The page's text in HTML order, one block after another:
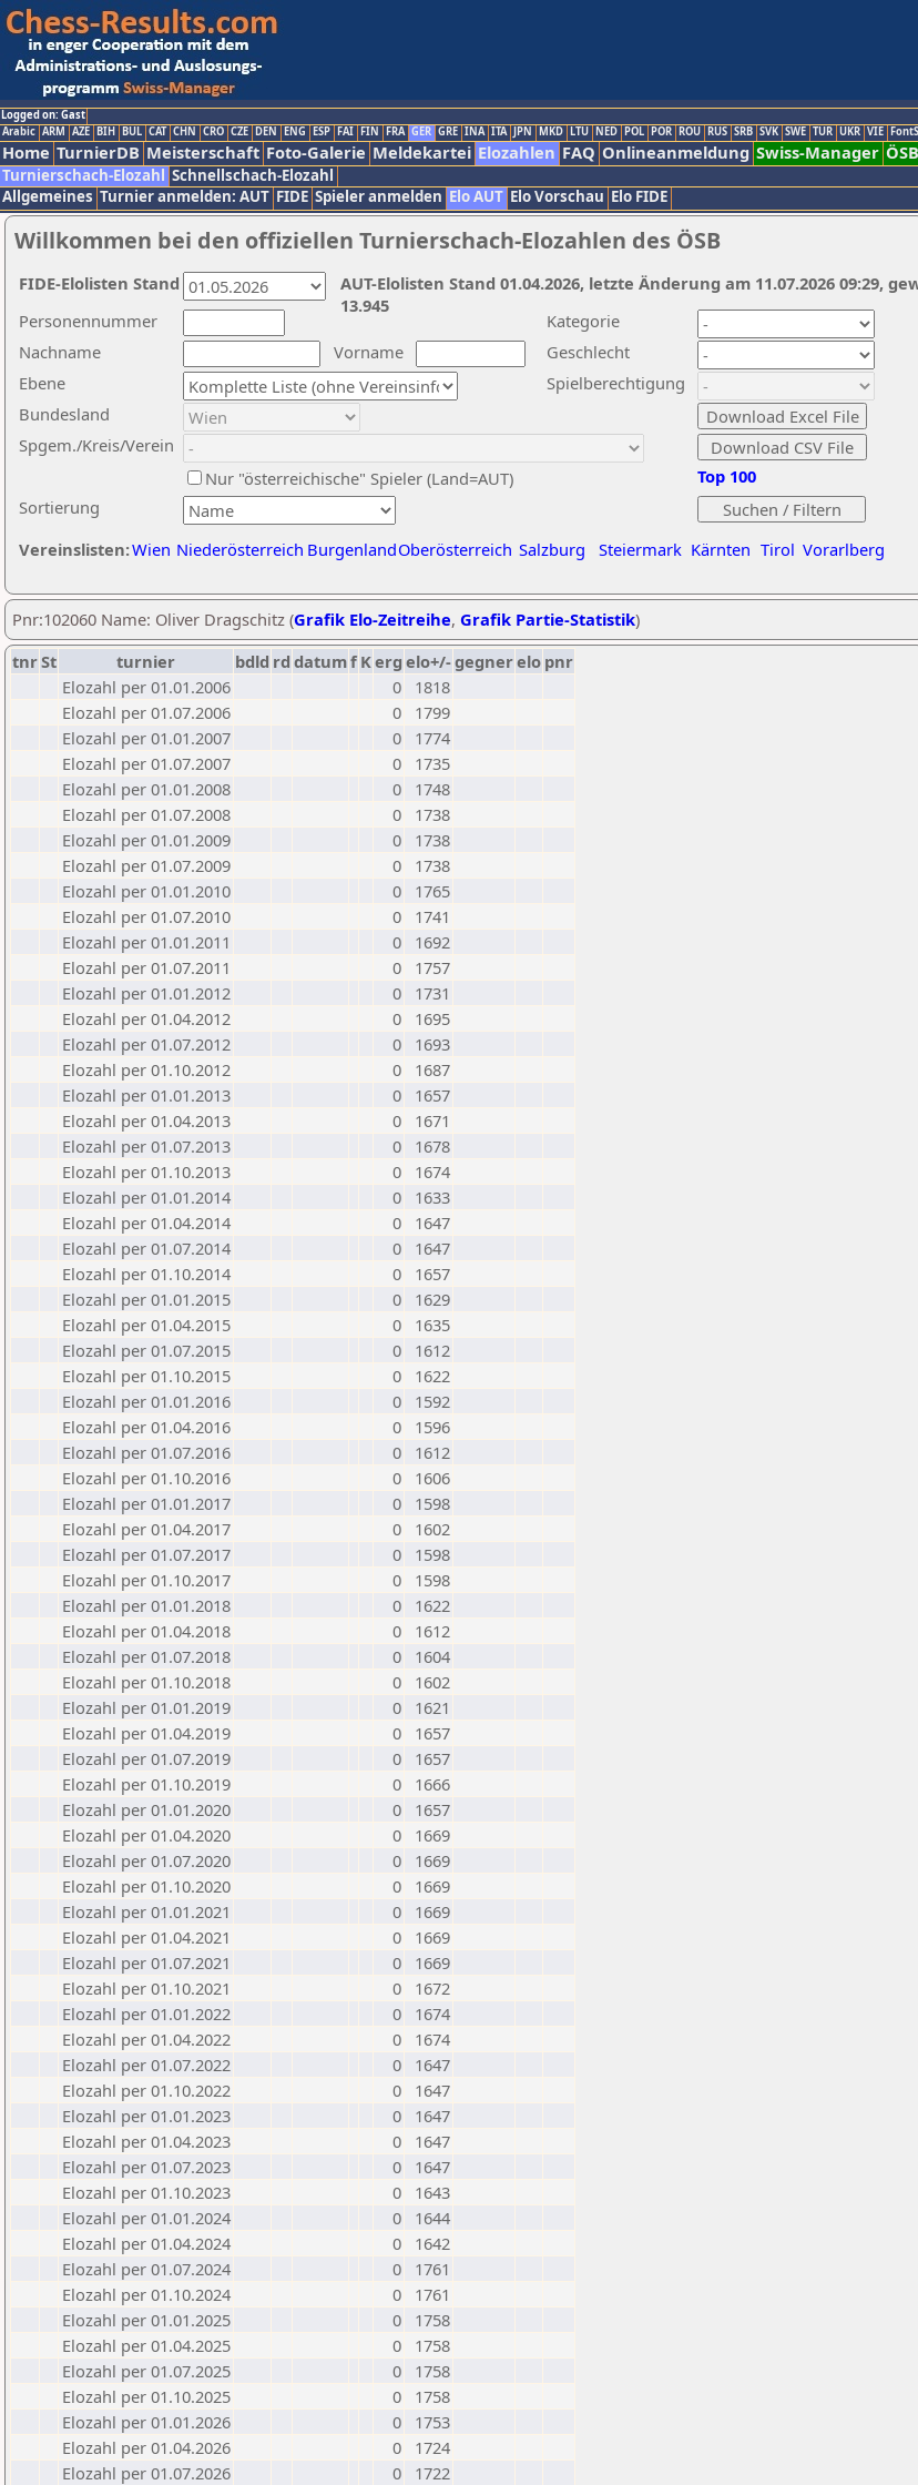
Logged on: Gast
Arabic ARM AZE BIH BUL CAT CHN CRO CZE DEN ENG ESP FAI FIN FRA GER GRE INA ITA JPN MKD LTU NED POL POR ROU RUS SRB SVK SWE TUR UKR VIE
Home TurnierDB Meisterschaft Foto-Galerie Meldekartei Elozahlen FAQ Onlineanmeldung Swiss-Manager ÖSB
Turnierschach-Elozahl Schnellschach-Elozahl
Allgemeines Turnier anmelden: AUT FIDE Spieler anmelden Elo AUT Elo Vorschau Elo FIDE
Willkommen bei den offiziellen Turnierschach-Elozahlen des ÖSB
Nachname
Vorname
Ebene
Kategorie
Sortierung
Personennummer
Bundesland
Spgem./Kreis/Verein
Geschlecht
Nur "österreichische" Spieler (Land=AUT)
Spielberechtigung
Vereinslisten:Wien Niederösterreich BurgenlandOberösterreich Salzburg Steiermark Kärnten Tirol Vorarlberg
Top 100
AUT-Elolisten Stand 01.04.2026, letzte Änderung am 11.07.2026 09:29,
13.945
FIDE-Elolisten Stand
Pnr:102060 Name: Oliver Dragschitz (Grafik Elo-Zeitreihe, Grafik Partie-Statistik)
tnrSt turnier bdld rd datumf Kerg elo+/-gegnerelo pnr
Elozahl per 01.01.2006
0
1818
Elozahl per 01.07.2006
0
1799
Elozahl per 01.01.2007
0
1774
Elozahl per 01.07.2007
0
1735
Elozahl per 01.01.2008
0
1748
Elozahl per 01.07.2008
0
1738
Elozahl per 01.01.2009
0
1738
Elozahl per 01.07.2009
0
1738
Elozahl per 01.01.2010
0
1765
Elozahl per 01.07.2010
0
1741
Elozahl per 01.01.2011
0
1692
Elozahl per 01.07.2011
0
1757
Elozahl per 01.01.2012
0
1731
Elozahl per 01.04.2012
0
1695
Elozahl per 01.07.2012
0
1693
Elozahl per 01.10.2012
0
1687
Elozahl per 01.01.2013
0
1657
Elozahl per 01.04.2013
0
1671
Elozahl per 01.07.2013
0
1678
Elozahl per 01.10.2013
0
1674
Elozahl per 01.01.2014
0
1633
Elozahl per 01.04.2014
0
1647
Elozahl per 01.07.2014
0
1647
Elozahl per 01.10.2014
0
1657
Elozahl per 01.01.2015
0
1629
Elozahl per 01.04.2015
0
1635
Elozahl per 01.07.2015
0
1612
Elozahl per 01.10.2015
0
1622
Elozahl per 01.01.2016
0
1592
Elozahl per 01.04.2016
0
1596
Elozahl per 01.07.2016
0
1612
Elozahl per 01.10.2016
0
1606
Elozahl per 01.01.2017
0
1598
Elozahl per 01.04.2017
0
1602
Elozahl per 01.07.2017
0
1598
Elozahl per 01.10.2017
0
1598
Elozahl per 01.01.2018
0
1622
Elozahl per 01.04.2018
0
1612
Elozahl per 01.07.2018
0
1604
Elozahl per 01.10.2018
0
1602
Elozahl per 01.01.2019
0
1621
Elozahl per 01.04.2019
0
1657
Elozahl per 01.07.2019
0
1657
Elozahl per 01.10.2019
0
1666
Elozahl per 01.01.2020
0
1657
Elozahl per 01.04.2020
0
1669
Elozahl per 01.07.2020
0
1669
Elozahl per 01.10.2020
0
1669
Elozahl per 01.01.2021
0
1669
Elozahl per 01.04.2021
0
1669
Elozahl per 01.07.2021
0
1669
Elozahl per 01.10.2021
0
1672
Elozahl per 01.01.2022
0
1674
Elozahl per 01.04.2022
0
1674
Elozahl per 01.07.2022
0
1647
Elozahl per 01.10.2022
0
1647
Elozahl per 01.01.2023
0
1647
Elozahl per 01.04.2023
0
1647
Elozahl per 01.07.2023
0
1647
Elozahl per 01.10.2023
0
1643
Elozahl per 01.01.2024
0
1644
Elozahl per 01.04.2024
0
1642
Elozahl per 01.07.2024
0
1761
Elozahl per 01.10.2024
0
1761
Elozahl per 01.01.2025
0
1758
Elozahl per 01.04.2025
0
1758
Elozahl per 01.07.2025
0
1758
Elozahl per 01.10.2025
0
1758
Elozahl per 01.01.2026
0
1753
Elozahl per 01.04.2026
0
1724
Elozahl per 01.07.2026
0 1722